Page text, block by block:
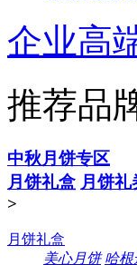
企业高
推荐品
中秋月饼专区
月饼礼盒 月饼礼
>
月饼礼盒
美心月饼 哈根